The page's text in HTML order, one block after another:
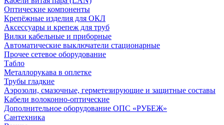
Оптические компоненты
Крепёжные изделия для ОКЛ
Аксессуары и крепеж для труб
Вилки кабельные и приборные
Автоматические выключатели стационарные
Прочее сетевое оборудование
Табло
Металлорукава в оплетке
Трубы гладкие
Аэрозоли, смазочные, герметезирующие и защитные составы
Кабели волоконно-оптические
Дополнительное оборудование ОПС «РУБЕЖ»
Сантехника